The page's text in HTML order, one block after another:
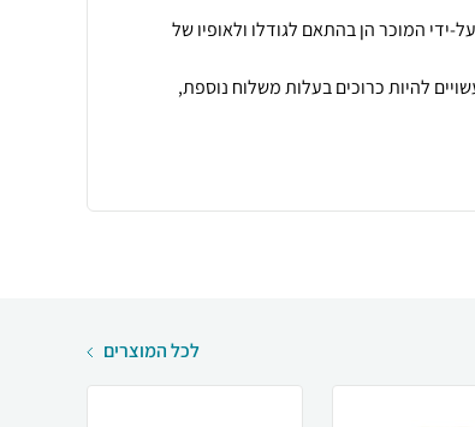
ידי המוכר הן בהתאם לגודלו ולאופיו של
להיות כרוכים בעלות משלוח נוספת,
לכל המוצרים